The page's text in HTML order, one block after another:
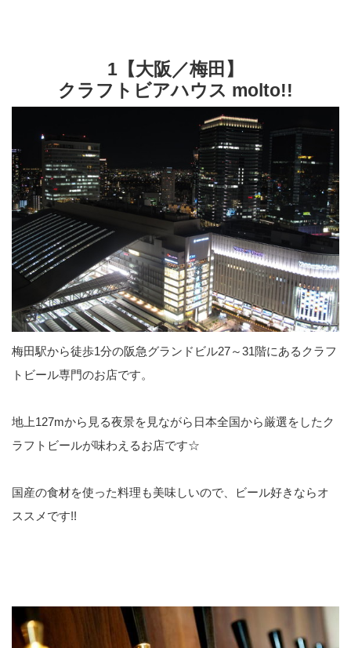
1【大阪／梅田】
クラフトビアハウス molto!!
梅田駅から徒歩1分の阪急グランドビル27～31階にあるクラフ
トビール専門のお店です。
地上127mから見る夜景を見ながら日本全国から厳選をしたク
ラフトビールが味わえるお店です☆
国産の食材を使った料理も美味しいので、ビール好きならオ
ススメです!!